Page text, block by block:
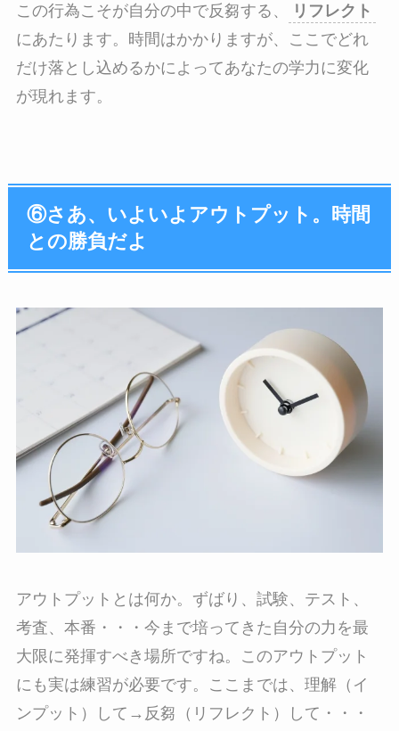
この行為こそが自分の中で反芻する、
リフレクト
にあたります。時間はかかりますが、ここでどれ
だけ落とし込めるかによってあなたの学力に変化
が現れます。
⑥さあ、いよいよアウトプット。時間
との勝負だよ
アウトプットとは何か。ずばり、試験、テスト、
考査、本番・・・今まで培ってきた自分の力を最
大限に発揮すべき場所ですね。このアウトプット
にも実は練習が必要です。ここまでは、理解（イ
ンプット）して→反芻（リフレクト）して・・・